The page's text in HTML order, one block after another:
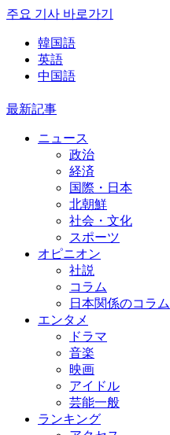
주요 기사 바로가기
韓国語
英語
中国語
最新記事
ニュース
政治
経済
国際・日本
北朝鮮
社会・文化
スポーツ
オピニオン
社説
コラム
日本関係のコラム
エンタメ
ドラマ
音楽
映画
アイドル
芸能一般
ランキング